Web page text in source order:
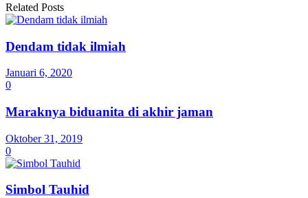
Related Posts
Dendam tidak ilmiah
Januari 6, 2020
0
Maraknya biduanita di akhir jaman
Oktober 31, 2019
0
Simbol Tauhid